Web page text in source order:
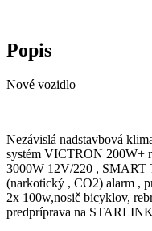
Popis
Nové vozidlo
Nezávislá nadstavbová
systém VICTRON 200W+
3000W 12V/220 ,
(narkotický , CO2) alarm ,
2x 100w,nosič bicyklov,
predpríprava na